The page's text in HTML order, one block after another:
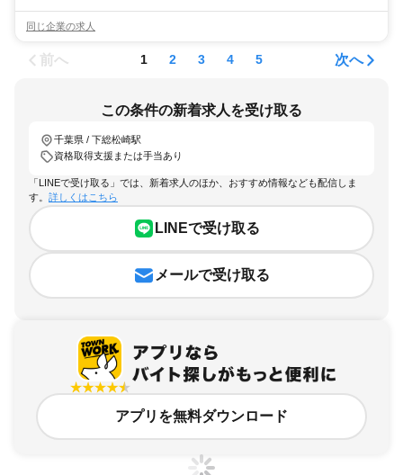
同じ企業の求人
前へ 1 2 3 4 5 次へ
この条件の新着求人を受け取る
千葉県 / 下総松崎駅
資格取得支援または手当あり
「LINEで受け取る」では、新着求人のほか、おすすめ情報なども配信しま
す。 詳しくはこちら
LINEで受け取る
メールで受け取る
アプリを無料ダウンロード